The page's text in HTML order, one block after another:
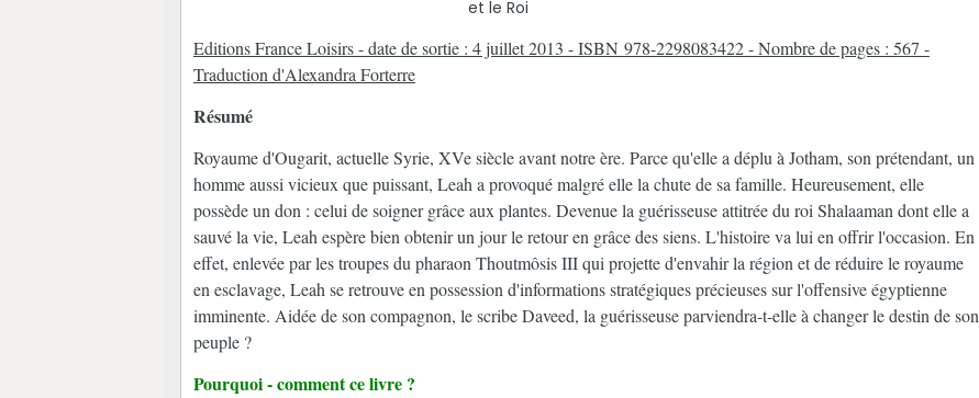
Editions France Loisirs - date de sortie : 4 juillet 2013 - ISBN 978-2298083422 - Nombre de pages : 567 -
Traduction d'Alexandra Forterre
Résumé
Royaume d'Ougarit, actuelle Syrie, XVe siècle avant notre ère. Parce qu'elle a déplu à Jotham, son prétendant, un
homme aussi vicieux que puissant, Leah a provoqué malgré elle la chute de sa famille. Heureusement, elle
possède un don : celui de soigner grâce aux plantes. Devenue la guérisseuse attitrée du roi Shalaaman dont elle a
sauvé la vie, Leah espère bien obtenir un jour le retour en grâce des siens. L'histoire va lui en offrir l'occasion. En
effet, enlevée par les troupes du pharaon Thoutmôsis III qui projette d'envahir la région et de réduire le royaume
en esclavage, Leah se retrouve en possession d'informations stratégiques précieuses sur l'offensive égyptienne
imminente. Aidée de son compagnon, le scribe Daveed, la guérisseuse parviendra-t-elle à changer le destin de son
peuple ?
Pourquoi - comment ce livre ?